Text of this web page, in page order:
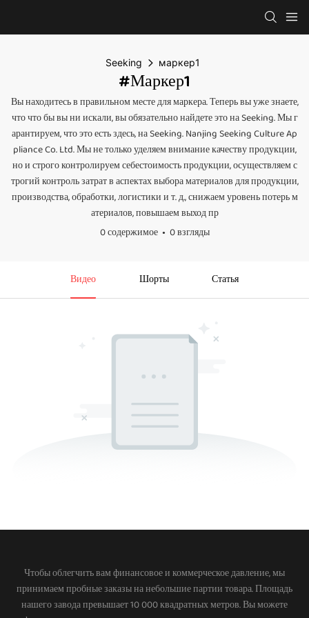
Seeking маркер1
#маркер1
Вы находитесь в правильном месте для маркера. Теперь вы уже знаете,
что что бы вы ни искали, вы обязательно найдете это на Seeking. Мы г
арантируем, что это есть здесь, на Seeking. Nanjing Seeking Culture Ap
pliance Co. Ltd. Мы не только уделяем внимание качеству продукции,
но и строго контролируем себестоимость продукции, осуществляем с
трогий контроль затрат в аспектах выбора материалов для продукции,
производства, обработки, логистики и т. д., снижаем уровень потерь м
атериалов, повышаем выход пр
0 содержимое
0 взгляды
Видео Шорты Статья
Чтобы облегчить вам финансовое и коммерческое давление, мы
принимаем пробные заказы на небольшие партии товара. Площадь
нашего завода превышает 10 000 квадратных метров. Вы можете